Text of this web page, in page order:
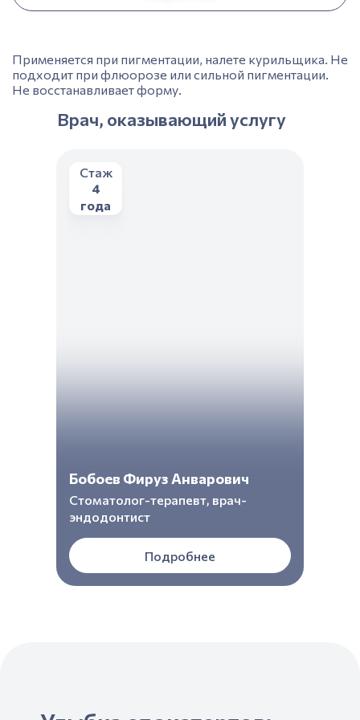
Применяется при пигментации, налете курильщика. Не
подходит при флюорозе или сильной пигментации.
Не восстанавливает форму.
Врач, оказывающий услугу
Бобоев Фируз Анварович
Стоматолог-терапевт, врач-
эндодонтист
Подробнее
Стаж
4
года